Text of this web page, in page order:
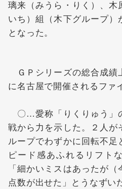
璃来 （みうら・りく）、木
いち）組（木下グループ
となった。
ＧＰシリーズの総合成績
に名古屋で開催されるファ
〇…愛称「りくりゅう」
戦から力を示した。２人が
ループでわずかに回転不足
ピード感あふれるリフト
「細かいミスはあったが
点数が出せた」とうなずい